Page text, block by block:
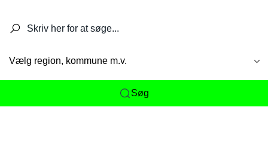
Vælg region, kommune m.v.
Søg